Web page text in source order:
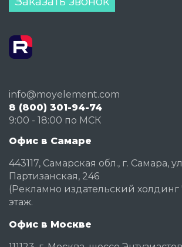
info@moyelement.com
8 (800) 301-94-74
9:00 - 18:00 по МСК
Офис в Самаре
443117, Самарская обл., г. Самара,
Партизанская, 246
(Рекламно издательский холдинг
этаж.
Офис в Москве